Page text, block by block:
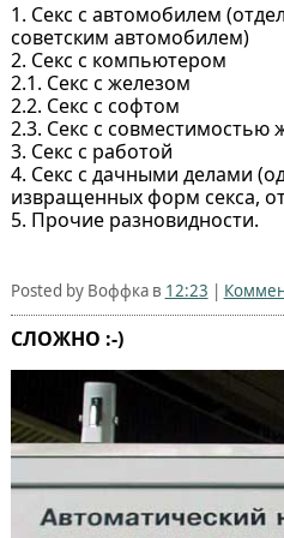
1. Секс с автомобилем
советским автомобилем)
2. Секс с компьютером
2.1. Секс с железом
2.2. Секс с софтом
2.3. Секс с совместимостью
3. Секс с работой
4. Секс с дачными делами
извращенных форм секса,
5. Прочие разновидности.
Posted by Воффка в 12:23 |
СЛОЖНО :-)